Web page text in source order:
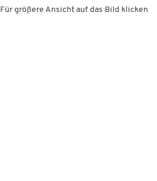
Für größere Ansicht auf das Bild klicken